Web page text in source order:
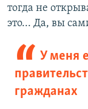
тогда не
это... Да, вы
У меня
гражданах